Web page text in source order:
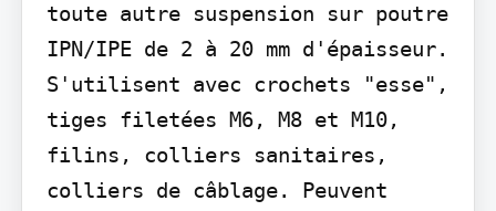
toute autre suspension sur poutre
IPN/IPE de 2 à 20 mm d'épaisseur.
S'utilisent avec crochets "esse",
tiges filetées M6, M8 et M10,
filins, colliers sanitaires,
colliers de câblage. Peuvent